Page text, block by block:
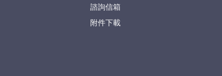
諮詢信箱
附件下載